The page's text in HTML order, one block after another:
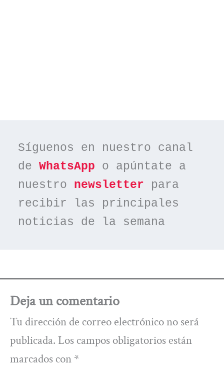
Síguenos en nuestro canal
de WhatsApp o apúntate a
nuestro newsletter para
recibir las principales
noticias de la semana
Deja un comentario
Tu dirección de correo electrónico no será
publicada. Los campos obligatorios están
marcados con *